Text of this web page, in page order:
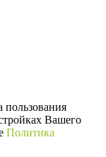
Вашего
Политика